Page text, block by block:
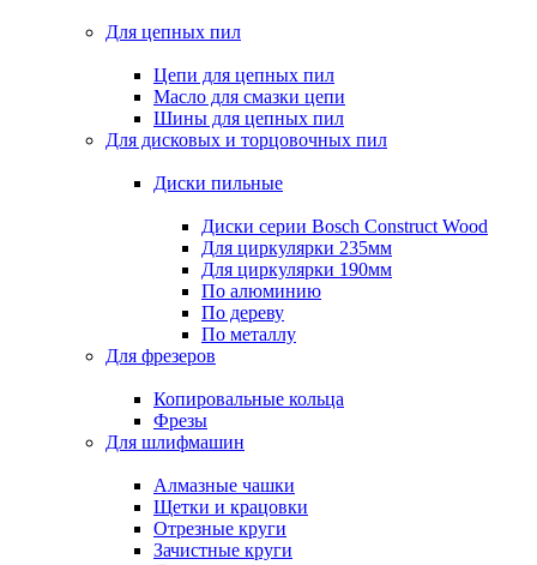
Для цепных пил
Цепи для цепных пил
Масло для смазки цепи
Шины для цепных пил
Для дисковых и торцовочных пил
Диски пильные
Диски серии Bosch Construct Wood
Для циркулярки 235мм
Для циркулярки 190мм
По алюминию
По дереву
По металлу
Для фрезеров
Копировальные кольца
Фрезы
Для шлифмашин
Алмазные чашки
Щетки и крацовки
Отрезные круги
Зачистные круги